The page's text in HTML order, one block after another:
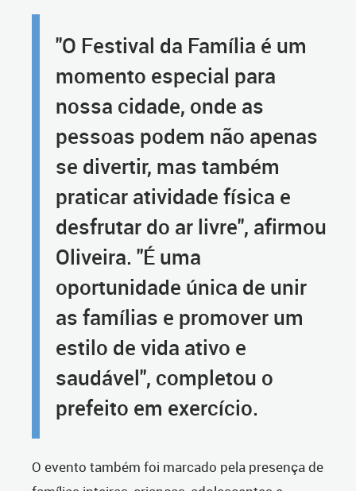
"O Festival da Família é um
momento especial para
nossa cidade, onde as
pessoas podem não apenas
se divertir, mas também
praticar atividade física e
desfrutar do ar livre", afirmou
Oliveira. "É uma
oportunidade única de unir
as famílias e promover um
estilo de vida ativo e
saudável", completou o
prefeito em exercício.
O evento também foi marcado pela presença de